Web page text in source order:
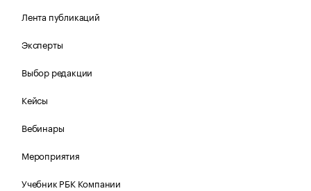
Лента публикаций
Эксперты
Выбор редакции
Кейсы
Вебинары
Мероприятия
Учебник РБК Компании